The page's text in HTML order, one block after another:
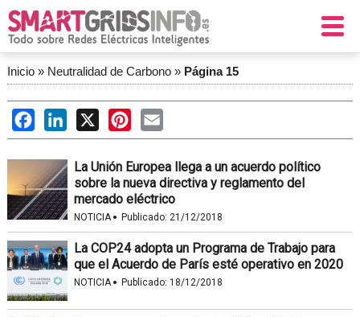
Inicio» Neutralidad de Carbono» Página 15
FacebookLinkedIn
X PinterestEmail
La Unión Europea llega a un acuerdo político
sobre la nueva directiva y reglamento del
mercado eléctrico
NOTICIA· Publicado: 21/12/2018
La COP24 adopta un Programa de Trabajo para
que el Acuerdo de París esté operativo en 2020
NOTICIA· Publicado: 18/12/2018